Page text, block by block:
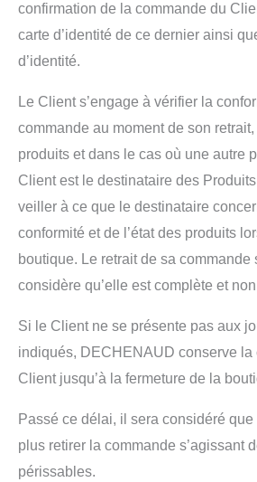
confirmation de la commande du
carte d’identité de ce dernier ainsi
d’identité.
Le Client s’engage à vérifier la
commande au moment de son
produits et dans le cas où une autre
Client est le destinataire des
veiller à ce que le destinataire
conformité et de l’état des produits
boutique. Le retrait de sa commande
considère qu’elle est complète et
Si le Client ne se présente pas aux
indiqués, DECHENAUD conserve la
Client jusqu’à la fermeture de la
Passé ce délai, il sera considéré
plus retirer la commande s’agissant
périssables.